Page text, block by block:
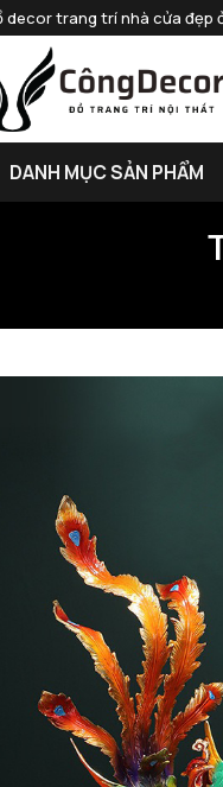
decor trang trí nhà cửa đẹp
DANH MỤC SẢN PHẨM